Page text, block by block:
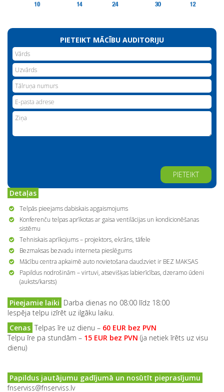
PIETEIKT MĀCĪBU AUDITORIJU
Alternative:
Detaļas
Telpās pieejams dabiskais apgaismojums
Konferenču telpas aprīkotas ar gaisa ventilācijas un kondicionēšanas
sistēmu
Tehniskais aprīkojums – projektors, ekrāns, tāfele
Bezmaksas bezvadu interneta pieslēgums
Mācību centra apkaimē auto novietošana daudzviet ir BEZ MAKSAS
Papildus nodrošinām – virtuvi, atsevišķas labierīcības, dzeramo ūdeni
(auksts/karsts)
Pieejamie laiki Darba dienas no 08:00 līdz 18:00
Iespēja telpu izīrēt uz ilgāku laiku.
Cenas Telpas īre uz dienu – 60 EUR bez PVN
Telpu īre pa stundām – 15 EUR bez PVN (ja netiek īrēts uz visu
dienu)
Papildus jautājumu gadījumā un nosūtīt pieprasījumu
fnserviss@fnserviss.lv